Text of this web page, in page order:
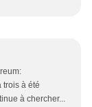
trois à été
à chercher...